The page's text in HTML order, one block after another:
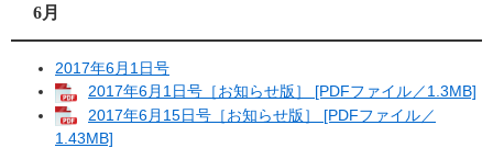
6月
2017年6月1日号
2017年6月1日号［お知らせ版］ [PDFファイル／1.3MB]
2017年6月15日号［お知らせ版］ [PDFファイル／
1.43MB]